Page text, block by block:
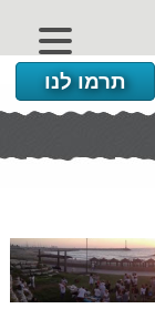
תרמו לנו